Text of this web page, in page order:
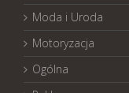
Moda i Uroda
Motoryzacja
Ogólna